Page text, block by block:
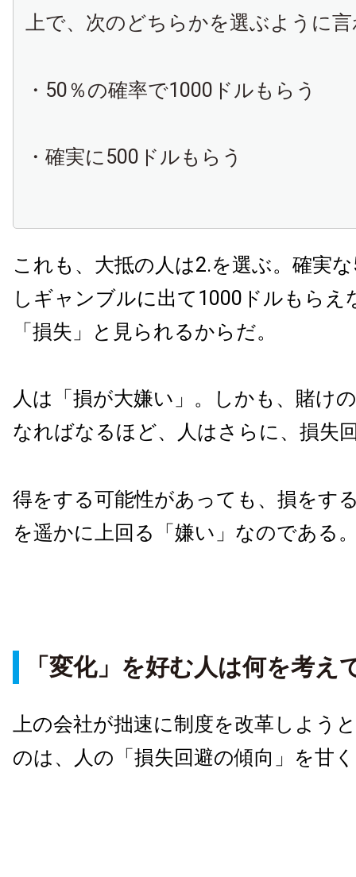
上で、次のどちらかを選ぶように
・50％の確率で1000ドルもらう
・確実に500ドルもらう
これも、大抵の人は2.を選ぶ。確実
しギャンブルに出て1000ドルもらえ
「損失」と見られるからだ。
人は「損が大嫌い」。しかも、賭け
なればなるほど、人はさらに、損失
得をする可能性があっても、損をす
を遥かに上回る「嫌い」なのである
「変化」を好む人は何を考え
上の会社が拙速に制度を改革しよう
のは、人の「損失回避の傾向」を甘